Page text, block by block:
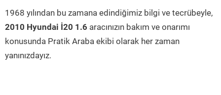
1968 yılından bu zamana edindiğimiz bilgi ve tecrübeyle,
2010 Hyundai İ20 1.6 aracınızın bakım ve onarımı
konusunda Pratik Araba ekibi olarak her zaman
yanınızdayız.